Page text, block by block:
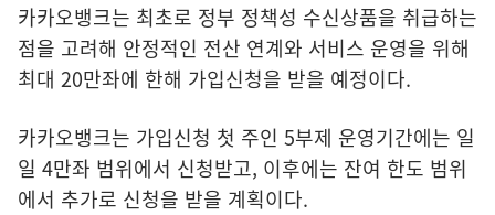
카카오뱅크는 최초로 정부 정책성 수신상품을 취급하는
점을 고려해 안정적인 전산 연계와 서비스 운영을 위해
최대 20만좌에 한해 가입신청을 받을 예정이다.
카카오뱅크는 가입신청 첫 주인 5부제 운영기간에는 일
일 4만좌 범위에서 신청받고, 이후에는 잔여 한도 범위
에서 추가로 신청을 받을 계획이다.